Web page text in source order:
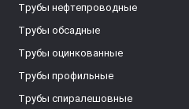
Трубы нефтепроводные
Трубы обсадные
Трубы оцинкованные
Трубы профильные
Трубы спиралешовные